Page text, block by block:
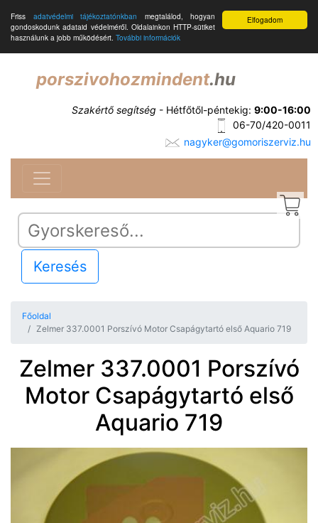
Elfogadom
Friss adatvédelmi tájékoztatónkban megtalálod, hogyan
gondoskodunk adataid védelméről. Oldalainkon HTTP-sütiket
használunk a jobb működésért. További információk
porszivohozmindent.hu
Szakértő segítség - Hétfőtől-péntekig: 9:00-16:00
06-70/420-0011
nagyker@gomoriszerviz.hu
Keresés
Főoldal
Zelmer 337.0001 Porszívó Motor Csapágytartó első Aquario 719
Zelmer 337.0001 Porszívó
Motor Csapágytartó első
Aquario 719